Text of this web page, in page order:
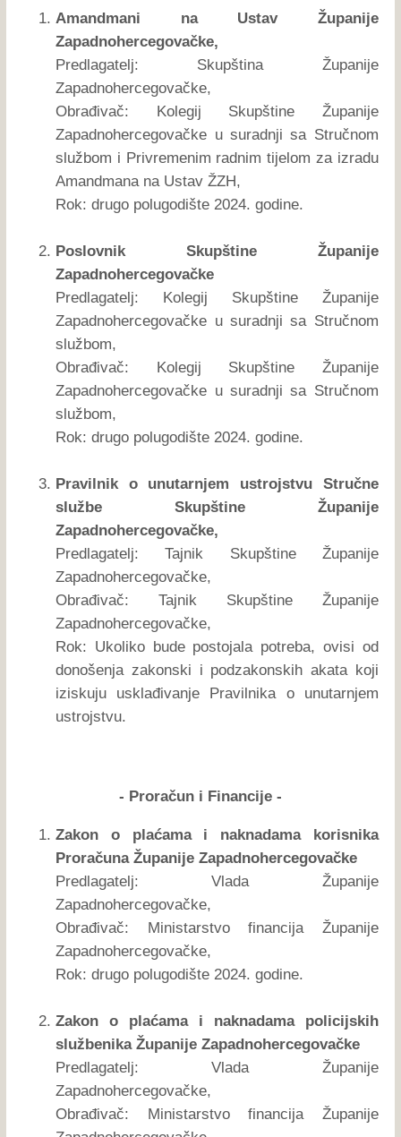
Amandmani na Ustav Županije
Zapadnohercegovačke,
Predlagatelj: Skupština Županije
Zapadnohercegovačke,
Obrađivač: Kolegij Skupštine Županije
Zapadnohercegovačke u suradnji sa Stručnom
službom i Privremenim radnim tijelom za izradu
Amandmana na Ustav ŽZH,
Rok: drugo polugodište 2024. godine.
Poslovnik Skupštine Županije
Zapadnohercegovačke
Predlagatelj: Kolegij Skupštine Županije
Zapadnohercegovačke u suradnji sa Stručnom
službom,
Obrađivač: Kolegij Skupštine Županije
Zapadnohercegovačke u suradnji sa Stručnom
službom,
Rok: drugo polugodište 2024. godine.
Pravilnik o unutarnjem ustrojstvu Stručne
službe Skupštine Županije
Zapadnohercegovačke,
Predlagatelj: Tajnik Skupštine Županije
Zapadnohercegovačke,
Obrađivač: Tajnik Skupštine Županije
Zapadnohercegovačke,
Rok: Ukoliko bude postojala potreba, ovisi od
donošenja zakonski i podzakonskih akata koji
iziskuju usklađivanje Pravilnika o unutarnjem
ustrojstvu.
- Proračun i Financije -
Zakon o plaćama i naknadama korisnika
Proračuna Županije Zapadnohercegovačke
Predlagatelj: Vlada Županije
Zapadnohercegovačke,
Obrađivač: Ministarstvo financija Županije
Zapadnohercegovačke,
Rok: drugo polugodište 2024. godine.
Zakon o plaćama i naknadama policijskih
službenika Županije Zapadnohercegovačke
Predlagatelj: Vlada Županije
Zapadnohercegovačke,
Obrađivač: Ministarstvo financija Županije